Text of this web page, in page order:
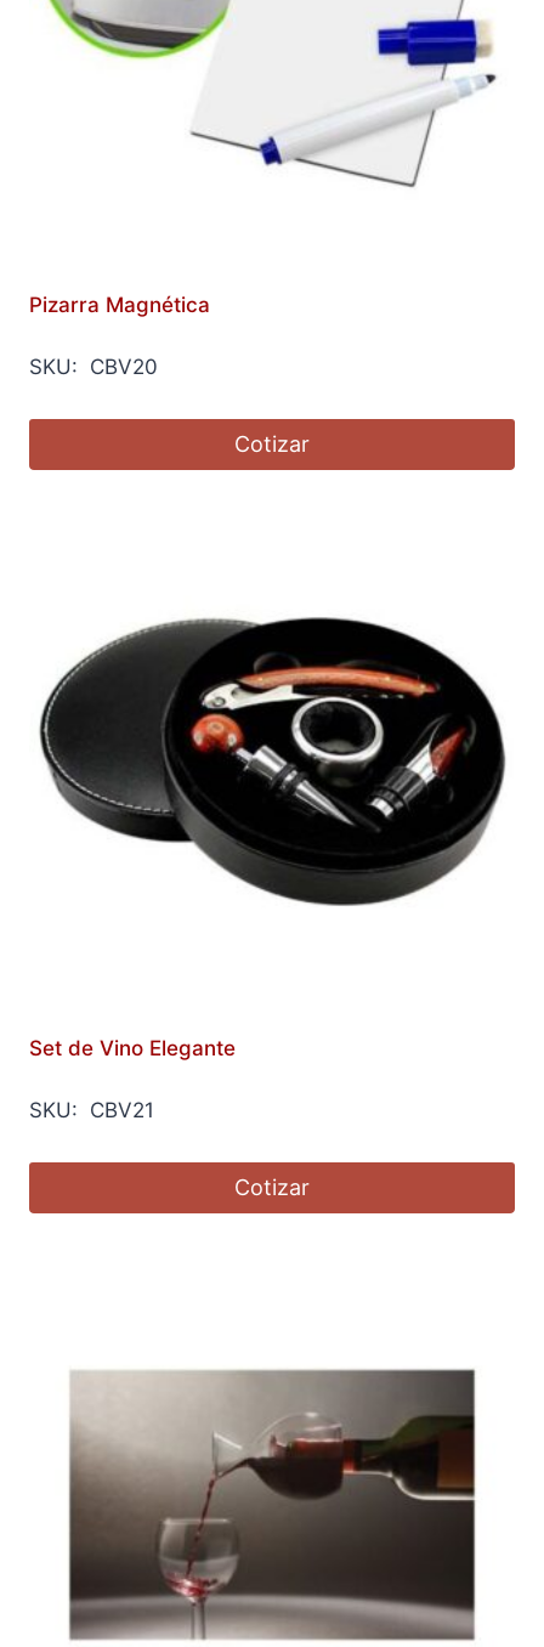
Pizarra Magnética
SKU: CBV20
Cotizar
Set de Vino Elegante
SKU: CBV21
Cotizar